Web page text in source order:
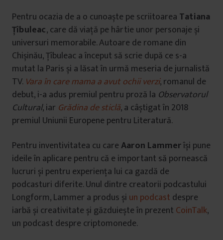
Pentru ocazia de a o cunoaște pe scriitoarea Tatiana
Țîbuleac, care dă viață pe hârtie unor personaje și
universuri memorabile. Autoare de romane din
Chișinău, Țîbuleac a început să scrie după ce s-a
mutat la Paris și a lăsat în urmă meseria de jurnalistă
TV. Vara în care mama a avut ochii verzi, romanul de
debut, i-a adus premiul pentru proză la Observatorul
Cultural, iar Grădina de sticlă, a câștigat în 2018
premiul Uniunii Europene pentru Literatură.
Pentru inventivitatea cu careAaron Lammerîși pune
ideile în aplicare pentru că e important să pornească
lucruri și pentru experiența lui ca gazdă de
podcasturi diferite. Unul dintre creatorii podcastului
Longform, Lammer a produs și un podcast despre
iarbă și creativitate și găzduiește în prezent CoinTalk,
un podcast despre criptomonede.